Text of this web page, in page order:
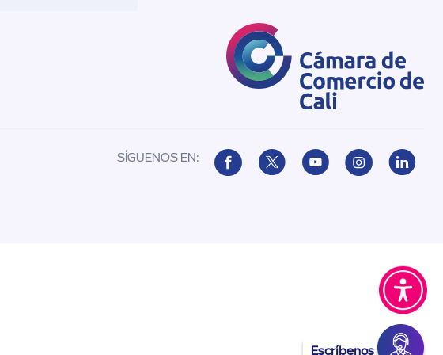
Escríbenos
SÍGUENOS EN: